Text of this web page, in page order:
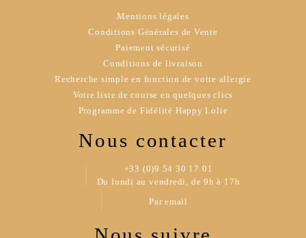
Mentions légales
Conditions Générales de Vente
Paiement sécurisé
Conditions de livraison
Recherche simple en fonction de votre allergie
Votre liste de course en quelques clics
Programme de Fidélité Happy Lolie
Nous contacter
+33 (0)9 54 30 17 01
Du lundi au vendredi, de 9h à 17h
Par email